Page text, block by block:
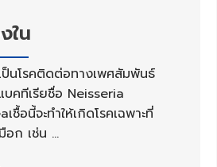
ใน
ป็นโรคติดต่อทางเพศสัมพันธ์
บคทีเรียชื่อ Neisseria
ชื้อนี้จะทำให้เกิดโรคเฉพาะที่
อก เช่น …